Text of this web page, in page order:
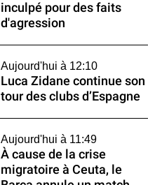
inculpé pour des faits
d'agression
Aujourd'hui à 12:10
Luca Zidane continue son
tour des clubs d’Espagne
Aujourd'hui à 11:49
À cause de la crise
migratoire à Ceuta, le